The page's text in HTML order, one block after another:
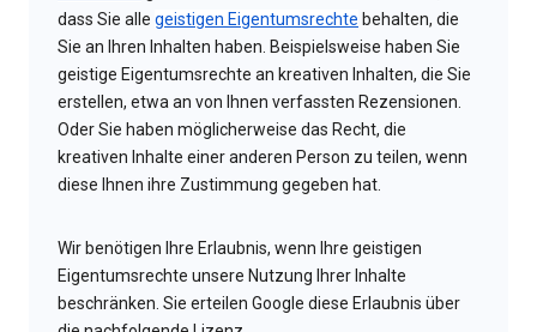
dass Sie alle geistigen Eigentumsrechte behalten, die
Sie an Ihren Inhalten haben. Beispielsweise haben Sie
geistige Eigentumsrechte an kreativen Inhalten, die Sie
erstellen, etwa an von Ihnen verfassten Rezensionen.
Oder Sie haben möglicherweise das Recht, die
kreativen Inhalte einer anderen Person zu teilen, wenn
diese Ihnen ihre Zustimmung gegeben hat.
Wir benötigen Ihre Erlaubnis, wenn Ihre geistigen
Eigentumsrechte unsere Nutzung Ihrer Inhalte
beschränken. Sie erteilen Google diese Erlaubnis über